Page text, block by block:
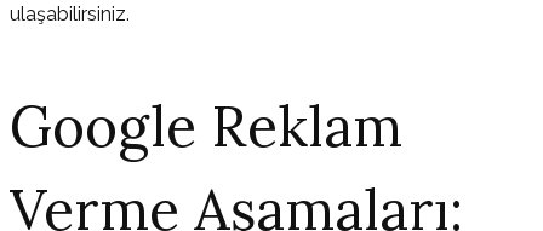
ulaşabilirsiniz.
Google Reklam
Verme Aşamaları: